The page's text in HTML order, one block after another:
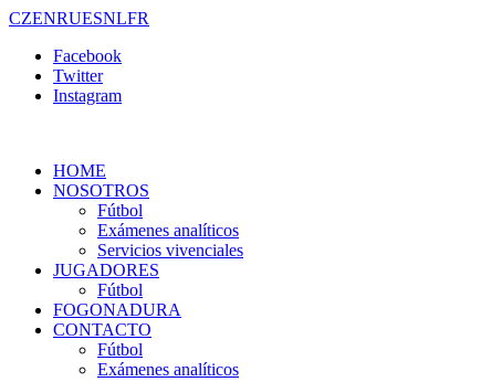
CZENRUESNLFR
Facebook
Twitter
Instagram
HOME
NOSOTROS
Fútbol
Exámenes analíticos
Servicios vivenciales
JUGADORES
Fútbol
FOGONADURA
CONTACTO
Fútbol
Exámenes analíticos